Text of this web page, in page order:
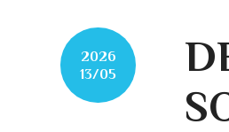
2026
13/05